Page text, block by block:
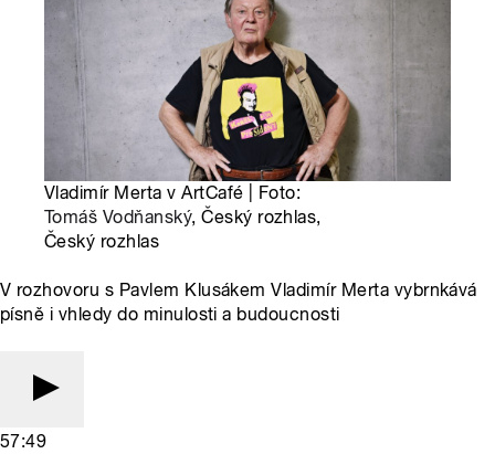
Vladimír Merta v ArtCafé | Foto:
Tomáš Vodňanský, Český rozhlas,
Český rozhlas
V rozhovoru s Pavlem Klusákem Vladimír Merta vybrnkává
písně i vhledy do minulosti a budoucnosti
57:49